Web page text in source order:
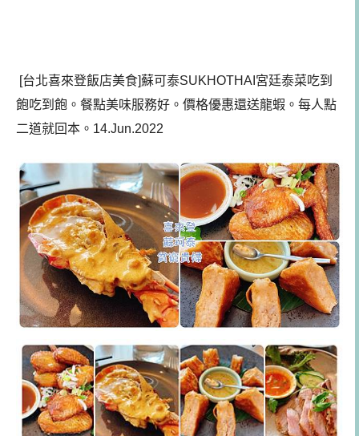
[台北喜來登飯店美食]蘇可泰SUKHOTHAI宮廷泰菜吃到
飽吃到飽。餐點美味服務好。價格優惠還送龍蝦。每人點
二道就回本。14.Jun.2022